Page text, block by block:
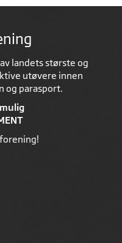
landets største og
utøvere innen
og parasport.